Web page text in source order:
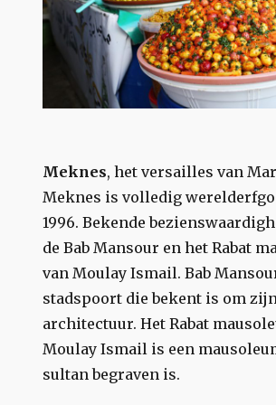
Meknes, het versailles van
Meknes is volledig
1996. Bekende
de Bab Mansour en het Rabat
van Moulay Ismail. Bab
stadspoort die bekent is om
architectuur. Het Rabat
Moulay Ismail is een
sultan begraven is.